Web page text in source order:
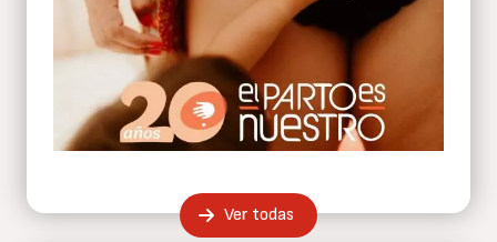
Ver todas